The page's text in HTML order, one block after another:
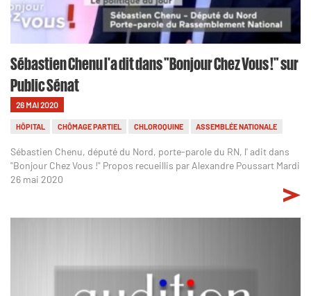
Sébastien Chenu l'a dit dans "Bonjour Chez Vous !" sur
Public Sénat
26 MAI 2020
HÔPITAL CHÔMAGE PARTIEL CHLOROQUINE ASSEMBLÉE NATIONALE
Sébastien Chenu, député du Nord, porte-parole du RN, l' adit dans
"Bonjour Chez Vous !" Propos recueillis par Alexandre Poussart Mardi
26 mai 2020